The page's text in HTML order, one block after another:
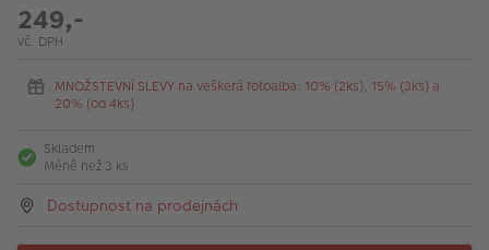
249,-
vč. DPH
MNOŽSTEVNÍ SLEVY na veškerá fotoalba: 10% (2ks), 15% (3ks) a
20% (od 4ks)
Skladem
Méně než 3 ks
Dostupnost na prodejnách